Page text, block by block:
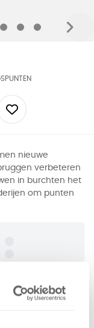
nieuwe
verbeteren
in burchten het
om punten
v.a. 7 jaar